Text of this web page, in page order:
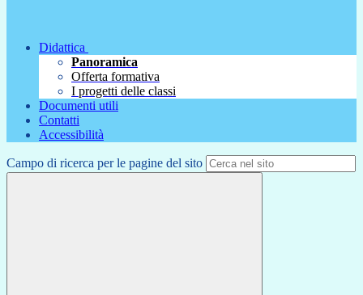
Didattica
Panoramica
Offerta formativa
I progetti delle classi
Documenti utili
Contatti
Accessibilità
Campo di ricerca per le pagine del sito